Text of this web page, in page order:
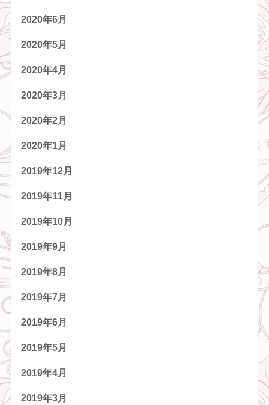
2020年6月
2020年5月
2020年4月
2020年3月
2020年2月
2020年1月
2019年12月
2019年11月
2019年10月
2019年9月
2019年8月
2019年7月
2019年6月
2019年5月
2019年4月
2019年3月